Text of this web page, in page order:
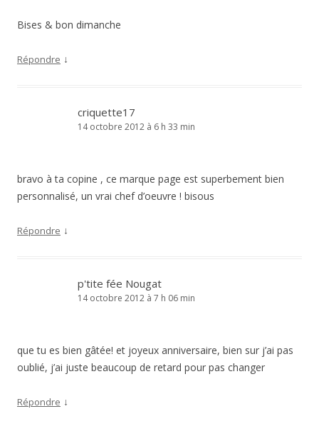
Bises & bon dimanche
Répondre ↓
criquette17
14 octobre 2012 à 6 h 33 min
bravo à ta copine , ce marque page est superbement bien
personnalisé, un vrai chef d’oeuvre ! bisous
Répondre ↓
p'tite fée Nougat
14 octobre 2012 à 7 h 06 min
que tu es bien gâtée! et joyeux anniversaire, bien sur j’ai pas
oublié, j’ai juste beaucoup de retard pour pas changer
Répondre ↓